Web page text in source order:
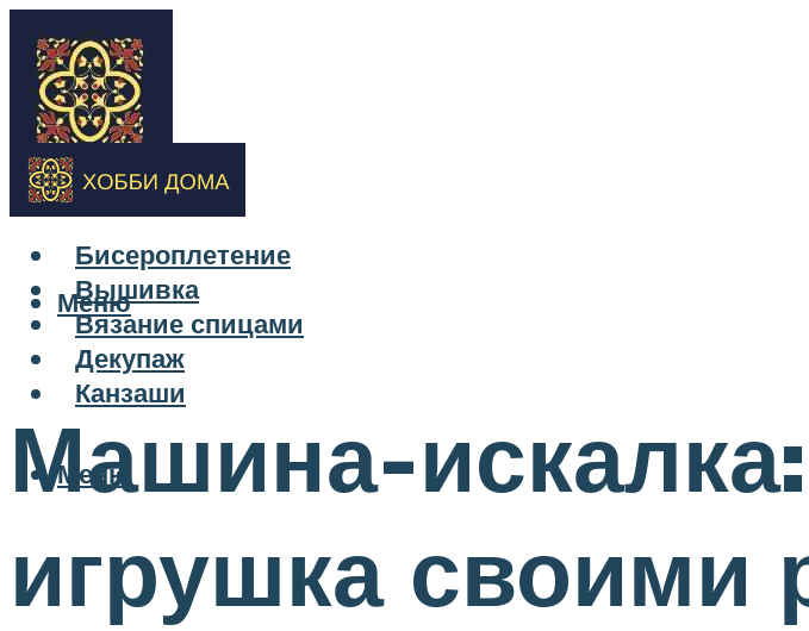
Бисероплетение
Вышивка
Вязание спицами
Декупаж
Канзаши
Меню
Меню
Машина-
игрушка своими